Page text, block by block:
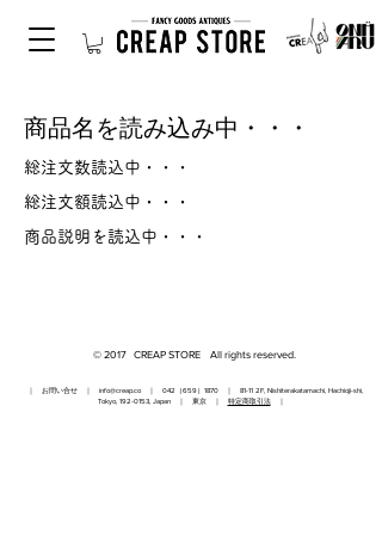
商品名を読み込み中・・・
総注文数読込中・・・
総注文額読込中・・・
商品説明を読込中・・・
© 2017 CREAP STORE All rights reserved.
｜ お問い合せ ｜ info@creap.co｜ 042（659）1870 ｜ 81-11 2F, Nishiterakatamachi, Hachioji-shi,
Tokyo, 192-0153, Japan ｜ 東京 ｜ 特定商取引法｜